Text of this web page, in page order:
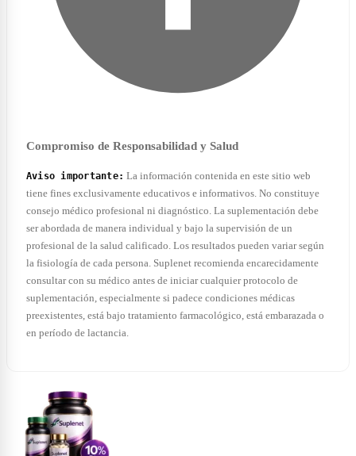
Compromiso de Responsabilidad y Salud
Aviso importante: La información contenida en este sitio web
tiene fines exclusivamente educativos e informativos. No constituye
consejo médico profesional ni diagnóstico. La suplementación debe
ser abordada de manera individual y bajo la supervisión de un
profesional de la salud calificado. Los resultados pueden variar según
la fisiología de cada persona. Suplenet recomienda encarecidamente
consultar con su médico antes de iniciar cualquier protocolo de
suplementación, especialmente si padece condiciones médicas
preexistentes, está bajo tratamiento farmacológico, está embarazada o
en período de lactancia.